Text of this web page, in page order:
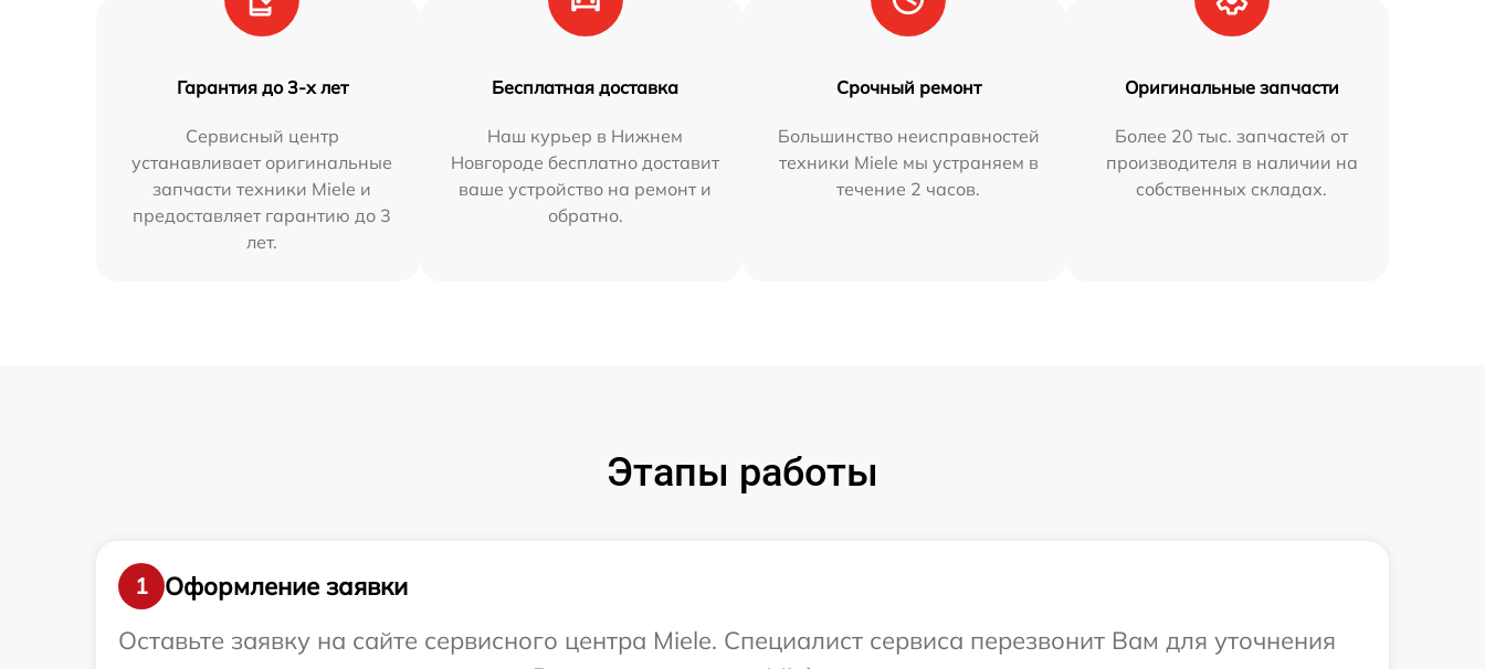
Гарантия до 3-х лет
Сервисный центр
устанавливает оригинальные
запчасти техники Miele и
предоставляет гарантию до 3
лет.
Бесплатная доставка
Наш курьер в Нижнем
Новгороде бесплатно доставит
ваше устройство на ремонт и
обратно.
Срочный ремонт
Большинство неисправностей
техники Miele мы устраняем в
течение 2 часов.
Оригинальные запчасти
Более 20 тыс. запчастей от
производителя в наличии на
собственных складах.
Этапы работы
1
Оформление заявки
Оставьте заявку на сайте сервисного центра Miele. Специалист сервиса перезвонит Вам для уточнения